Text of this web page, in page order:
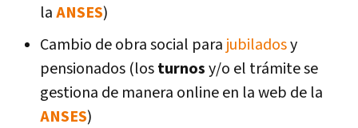
laANSES)
Cambio de obra social para jubiladosy
pensionados (losturnosy/o el trámite se
gestiona de manera online en la web de la
ANSES)